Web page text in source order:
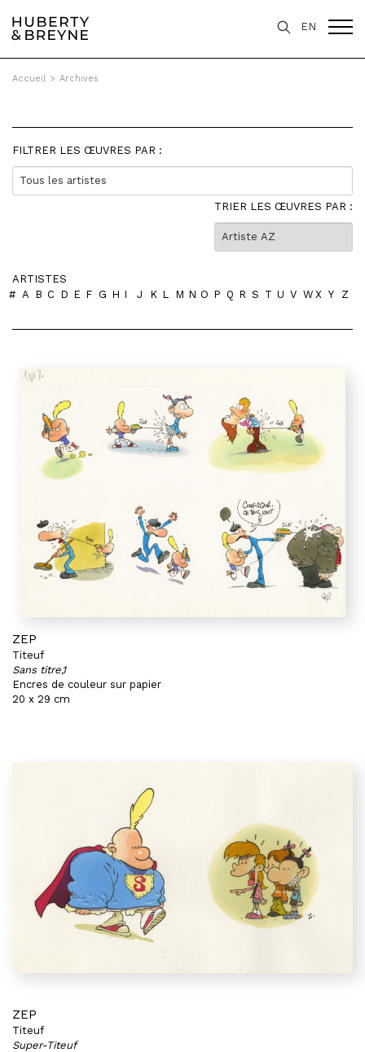
EN
Accueil > Archives
FILTRER LES ŒUVRES PAR :
Tous les artistes
TRIER LES ŒUVRES PAR :
ARTISTES
# A B C D E F G H I J K L M N O P Q R S T U V W X Y Z
ZEP
Titeuf
Sans titre,1
Encres de couleur sur papier
20 x 29 cm
ZEP
Titeuf
Super-Titeuf